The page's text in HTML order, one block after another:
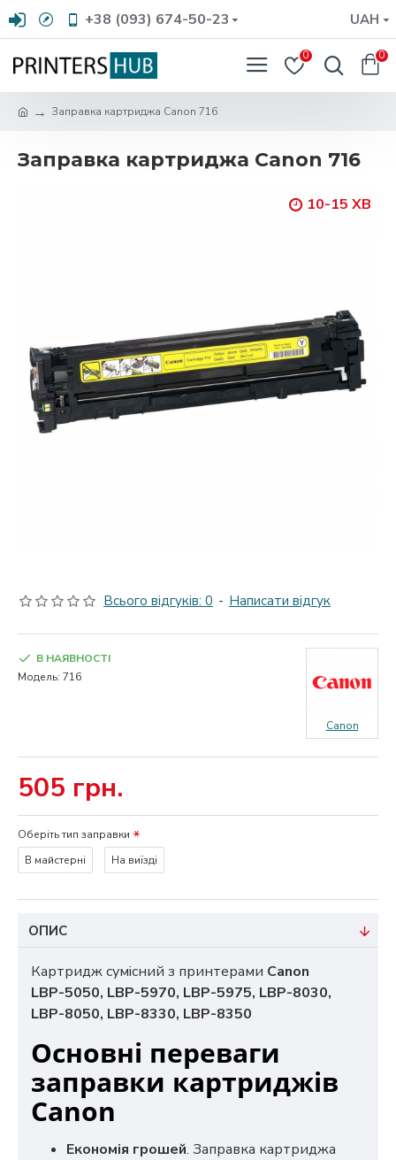
+38 (093) 674-50-23 UAH
0 0
Заправка картриджа Canon 716
Заправка картриджа Canon 716
10-15 ХВ
Всього відгуків: 0 - Написати відгук
505 грн.
В НАЯВНОСТІ
Модель: 716
Canon
Оберіть тип заправки
В майстерні
На виїзді
ОПИС
Картридж сумісний з принтерами Canon
LBР-5050, LBР-5970, LBР-5975, LBР-8030,
LBР-8050, LBР-8330, LBР-8350
Основні переваги
заправки картриджів
Canon
Економія грошей. Заправка картриджа